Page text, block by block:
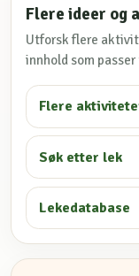
Flere ideer og
Utforsk flere
innhold som
Flere
Søk etter lek
Lekedatabase